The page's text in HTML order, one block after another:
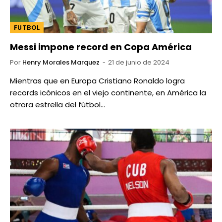
FUTBOL
Messi impone record en Copa América
Por Henry Morales Marquez 21 de junio de 2024
Mientras que en Europa Cristiano Ronaldo logra
records icónicos en el viejo continente, en América la
otrora estrella del fútbol…